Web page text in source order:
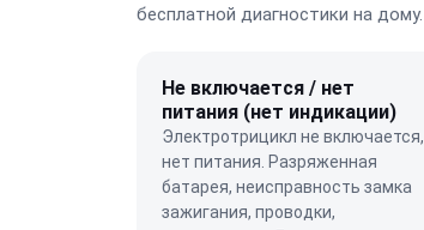
бесплатной диагностики на дому.
Не включается / нет
питания (нет индикации)
Электротрицикл не включается,
нет питания. Разряженная
батарея, неисправность замка
зажигания, проводки,